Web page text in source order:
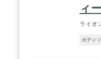
ィ
ライオ
ボディ